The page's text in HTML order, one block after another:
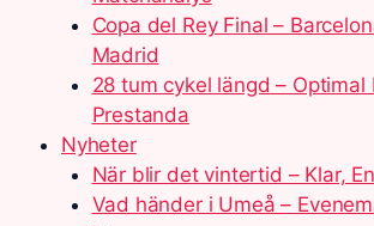
Copa del Rey Final –
Madrid
28 tum cykel längd – Optimal
Prestanda
Nyheter
När blir det vintertid – Klar,
Vad händer i Umeå –